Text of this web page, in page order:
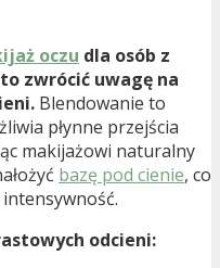
oczu dla osób z
zwrócić uwagę na
Blendowanie to
płynne przejścia
makijażowi naturalny
bazę pod cienie, co
odcieni: